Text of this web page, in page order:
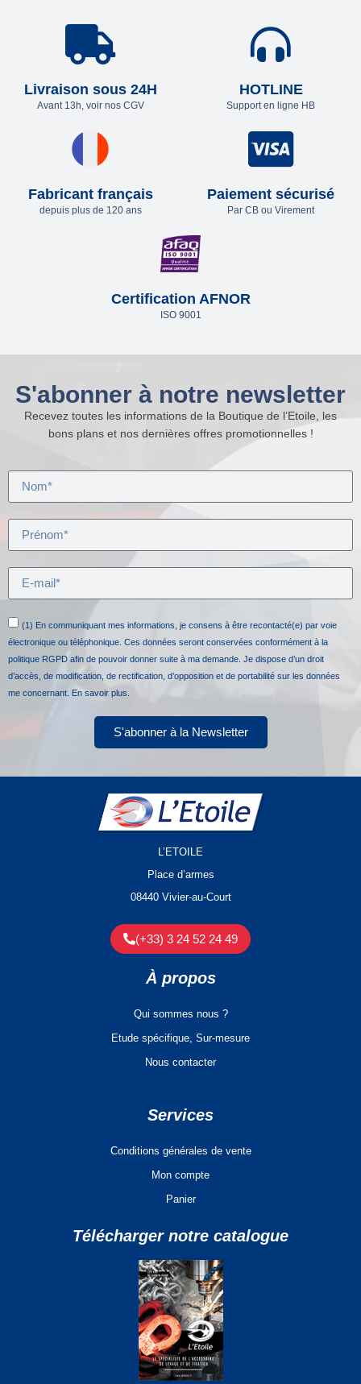
Livraison sous 24H
Avant 13h, voir nos CGV
HOTLINE
Support en ligne HB
Fabricant français
depuis plus de 120 ans
Paiement sécurisé
Par CB ou Virement
Certification AFNOR
ISO 9001
S'abonner à notre newsletter
Recevez toutes les informations de la Boutique de l’Etoile, les
bons plans et nos dernières offres promotionnelles !
(1) En communiquant mes informations, je consens à être recontacté(e) par voie
électronique ou téléphonique. Ces données seront conservées conformément à la
politique RGPD afin de pouvoir donner suite à ma demande. Je dispose d’un droit
d’accès, de modification, de rectification, d’opposition et de portabilité sur les données
me concernant. En savoir plus.
S'abonner à la Newsletter
L’ETOILE
Place d’armes
08440 Vivier-au-Court
(+33) 3 24 52 24 49
À propos
Qui sommes nous ?
Etude spécifique, Sur-mesure
Nous contacter
Services
Conditions générales de vente
Mon compte
Panier
Télécharger notre catalogue